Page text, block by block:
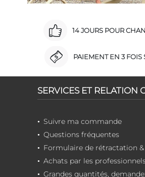
14 JOURS POUR
PAIEMENT EN 3 FOIS
SERVICES ET RELATION
Suivre ma commande
Questions fréquentes
Formulaire de rétractation
Achats par les
Grandes quantités,